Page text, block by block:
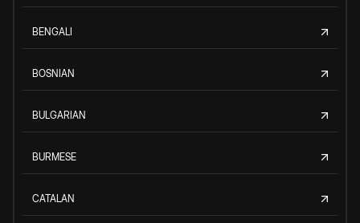
BENGALI
BOSNIAN
BULGARIAN
BURMESE
CATALAN